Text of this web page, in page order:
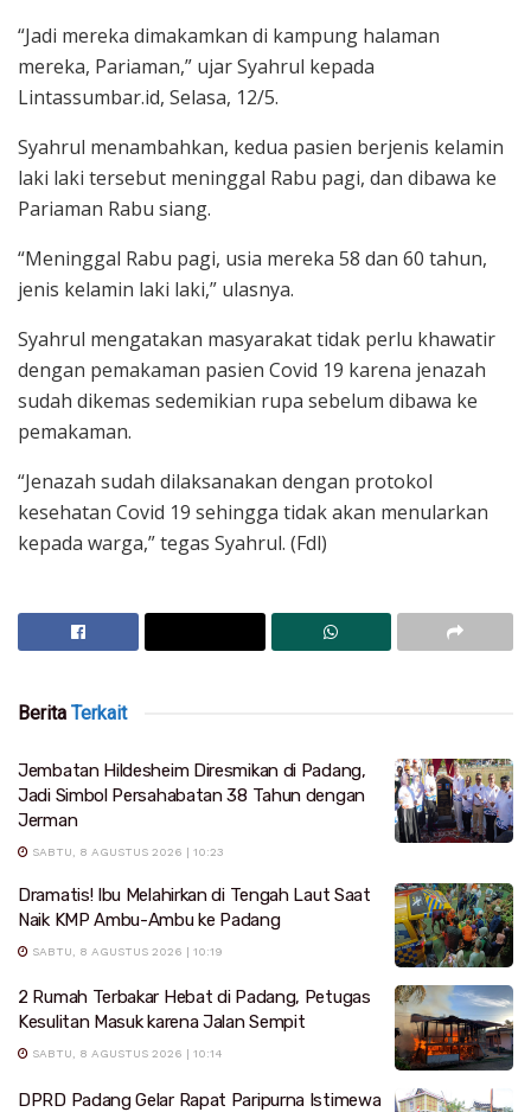
“Jadi mereka dimakamkan di kampung halaman
mereka, Pariaman,” ujar Syahrul kepada
Lintassumbar.id, Selasa, 12/5.
Syahrul menambahkan, kedua pasien berjenis kelamin
laki laki tersebut meninggal Rabu pagi, dan dibawa ke
Pariaman Rabu siang.
“Meninggal Rabu pagi, usia mereka 58 dan 60 tahun,
jenis kelamin laki laki,” ulasnya.
Syahrul mengatakan masyarakat tidak perlu khawatir
dengan pemakaman pasien Covid 19 karena jenazah
sudah dikemas sedemikian rupa sebelum dibawa ke
pemakaman.
“Jenazah sudah dilaksanakan dengan protokol
kesehatan Covid 19 sehingga tidak akan menularkan
kepada warga,” tegas Syahrul. (Fdl)
Berita Terkait
Jembatan Hildesheim Diresmikan di Padang,
Jadi Simbol Persahabatan 38 Tahun dengan
Jerman
SABTU, 8 AGUSTUS 2026 | 10:23
Dramatis! Ibu Melahirkan di Tengah Laut Saat
Naik KMP Ambu-Ambu ke Padang
SABTU, 8 AGUSTUS 2026 | 10:19
2 Rumah Terbakar Hebat di Padang, Petugas
Kesulitan Masuk karena Jalan Sempit
SABTU, 8 AGUSTUS 2026 | 10:14
DPRD Padang Gelar Rapat Paripurna Istimewa